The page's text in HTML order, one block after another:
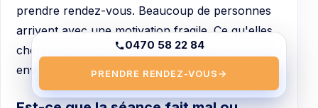
prendre rendez-vous. Beaucoup de personnes
arrivent avec une motivation fragile. Ce qu'elles
cherchent, c'est une aide pour transformer cette
envie encore hésitante en action concrète.
0470 58 22 84
PRENDRE RENDEZ-VOUS→